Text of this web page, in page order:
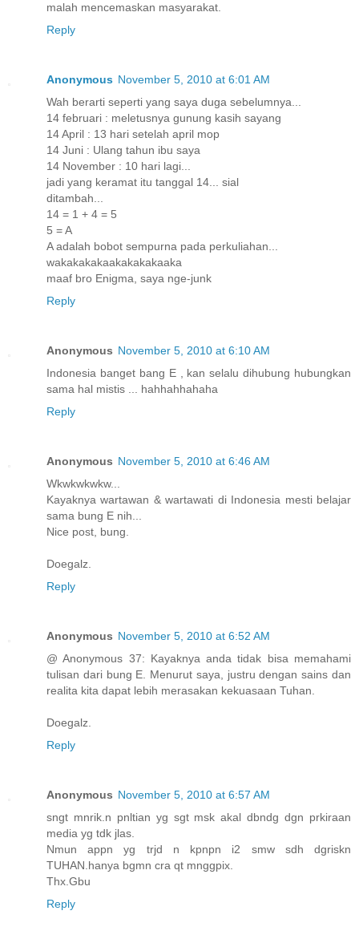
malah mencemaskan masyarakat.
Reply
Anonymous November 5, 2010 at 6:01 AM
Wah berarti seperti yang saya duga sebelumnya...
14 februari : meletusnya gunung kasih sayang
14 April : 13 hari setelah april mop
14 Juni : Ulang tahun ibu saya
14 November : 10 hari lagi...
jadi yang keramat itu tanggal 14... sial
ditambah...
14 = 1 + 4 = 5
5 = A
A adalah bobot sempurna pada perkuliahan...
wakakakakaakakakakaaka
maaf bro Enigma, saya nge-junk
Reply
Anonymous November 5, 2010 at 6:10 AM
Indonesia banget bang E , kan selalu dihubung hubungkan
sama hal mistis ... hahhahhahaha
Reply
Anonymous November 5, 2010 at 6:46 AM
Wkwkwkwkw...
Kayaknya wartawan & wartawati di Indonesia mesti belajar
sama bung E nih...
Nice post, bung.
Doegalz.
Reply
Anonymous November 5, 2010 at 6:52 AM
@ Anonymous 37: Kayaknya anda tidak bisa memahami
tulisan dari bung E. Menurut saya, justru dengan sains dan
realita kita dapat lebih merasakan kekuasaan Tuhan.
Doegalz.
Reply
Anonymous November 5, 2010 at 6:57 AM
sngt mnrik.n pnltian yg sgt msk akal dbndg dgn prkiraan
media yg tdk jlas.
Nmun appn yg trjd n kpnpn i2 smw sdh dgriskn
TUHAN.hanya bgmn cra qt mnggpix.
Thx.Gbu
Reply